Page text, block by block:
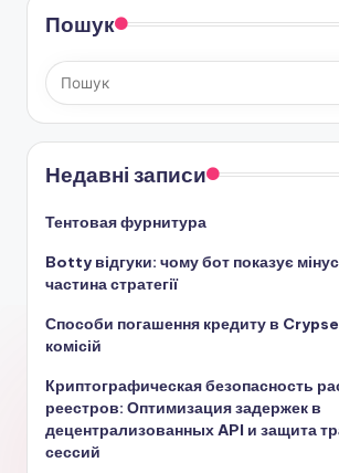
Пошук
Недавні записи
Тентовая фурнитура
Botty відгуки: чому бот показує
частина стратегії
Способи погашення кредиту в
комісій
Криптографическая безопасность
реестров: Оптимизация задержек в
децентрализованных API и защита
сессий